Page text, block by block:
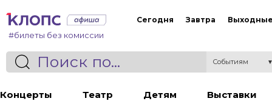
#билеты без комиссии
Сегодня Завтра
Событиям
Концерты Театр Детям Выставки
Статья